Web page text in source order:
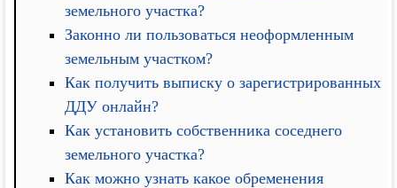
земельного участка?
Законно ли пользоваться неоформленным
земельным участком?
Как получить выписку о зарегистрированных
ДДУ онлайн?
Как установить собственника соседнего
земельного участка?
Как можно узнать какое обременения